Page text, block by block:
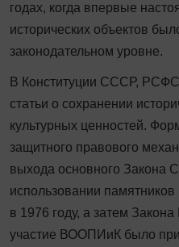
годах, когда впервые
исторических объектов
законодательном уровне.
В Конституции СССР,
статьи о сохранении
культурных ценностей.
защитного правового
выхода ­основного Закона
использовании памятников
в 1976 году, а затем
участие ВООПИиК было